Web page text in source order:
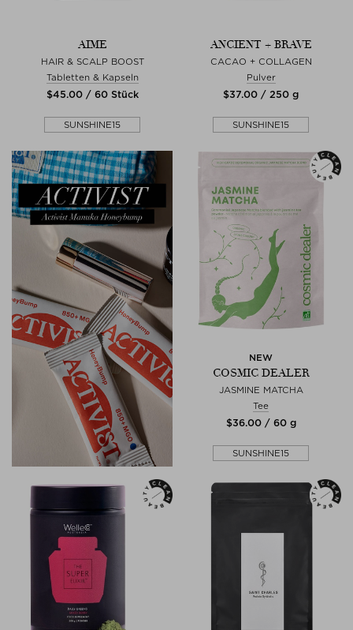
AIME
HAIR & SCALP BOOST
Tabletten & Kapseln
$‌45.00 / 60 Stück
SUNSHINE15
ANCIENT + BRAVE
CACAO + COLLAGEN
Pulver
$‌37.00 / 250 g
SUNSHINE15
NEW
COSMIC DEALER
JASMINE MATCHA
Tee
$‌36.00 / 60 g
SUNSHINE15